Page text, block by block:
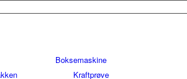
Boksemaskine
Kraftprøve